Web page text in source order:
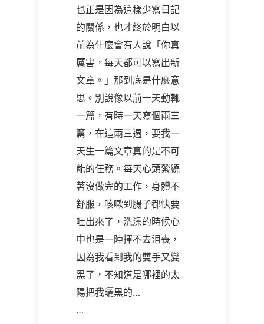
也正是因為這樣少寫日記
的關係，也才終於明白以
前為什麼會有人說「你真
厲害，每天都可以寫出新
文章。」那到底是什麼意
思。別說像以前一天動輒
一篇，有時一天寫個兩三
篇，在這兩三週，要我一
天生一篇文章真的是不可
能的任務。每天心頭縈繞
著沒做完的工作，身體不
舒服，咳嗽到腸子都快要
吐出來了，洗澡的時候心
中也是一陣揮不去沮喪，
因為我看到我的雙手又變
黑了，不知道是哪裡的太
陽把我曬黑的…
…